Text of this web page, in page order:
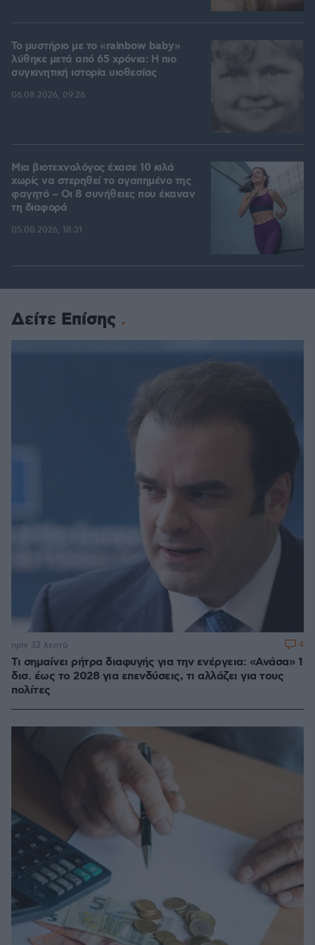
Το μυστήριο με το «rainbow baby»
λύθηκε μετά από 65 χρόνια: Η πιο
συγκινητική ιστορία υιοθεσίας
06.08.2026, 09:26
Μια βιοτεχνολόγος έχασε 10 κιλά
χωρίς να στερηθεί το αγαπημένο της
φαγητό – Οι 8 συνήθειες που έκαναν
τη διαφορά
05.08.2026, 18:31
Δείτε Επίσης
Τι σημαίνει ρήτρα διαφυγής για την ενέργεια: «Ανάσα» 1
δισ. έως το 2028 για επενδύσεις, τι αλλάζει για τους
πολίτες
πριν 32 λεπτά 4